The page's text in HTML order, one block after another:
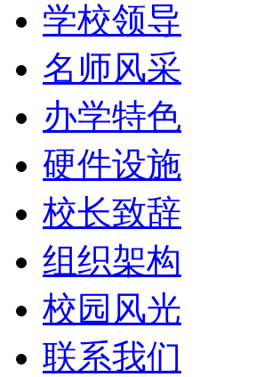
学校领导
名师风采
办学特色
硬件设施
校长致辞
组织架构
校园风光
联系我们